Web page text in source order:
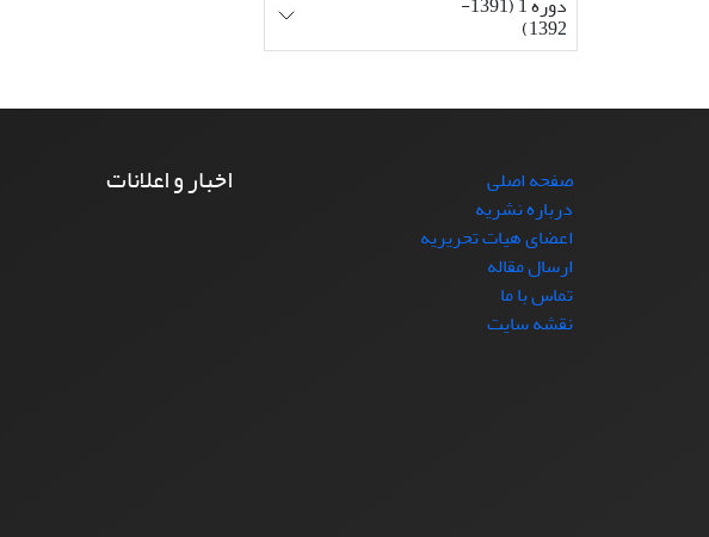
1392)
صفحه اصلی
درباره نشریه
اعضای هیات تحریریه
ارسال مقاله
تماس با ما
نقشه سایت
اخبار و اعلانات